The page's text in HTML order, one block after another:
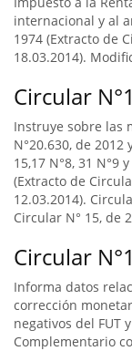
internacional y al
1974 (Extracto de
18.03.2014).
Circular
Instruye sobre las
N°20.630, de 2012
15,17 N°8, 31 N°9
(Extracto de
12.03.2014).
Circular N° 15, de
Circular
Informa datos
corrección
negativos del FUT
Complementario